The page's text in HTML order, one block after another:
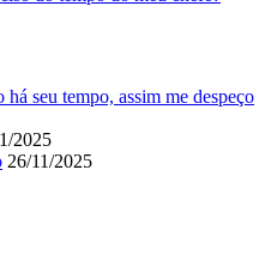
seu tempo, assim me despeço
2025
26/11/2025